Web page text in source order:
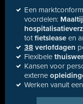
Een
voordelen:
totfietslease en
38 verlofdagen
Flexibele
Kansen voor
externe
Werken vanuit